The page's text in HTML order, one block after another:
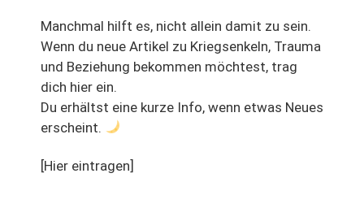
Manchmal hilft es, nicht allein damit zu sein.
Wenn du neue Artikel zu Kriegsenkeln, Trauma
und Beziehung bekommen möchtest, trag
dich hier ein.
Du erhältst eine kurze Info, wenn etwas Neues
erscheint.
[Hier eintragen]